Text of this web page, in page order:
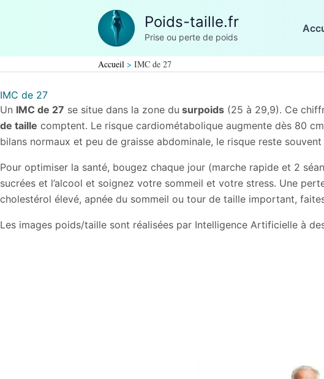
Poids-taille.fr
Prise ou perte de poids
Accueil IMC de 27
IMC de 27
Un IMC de 27 se situe dans la zone du surpoids (25 à 29,9). Ce
de taille comptent. Le risque cardiométabolique augmente dès 80
bilans normaux et peu de graisse abdominale, le risque reste souvent
Pour optimiser la santé, bougez chaque jour (marche rapide et 2
sucrées et l’alcool et soignez votre sommeil et votre stress. Une
cholestérol élevé, apnée du sommeil ou tour de taille important,
Les images poids/taille sont réalisées par Intelligence Artificielle à